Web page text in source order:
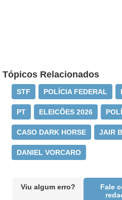
Tópicos Relacionados
STF POLÍCIA FEDERAL
PT ELEICÕES 2026
CASO DARK HORSE JAIR
DANIEL VORCARO
Viu algum erro?
Fale